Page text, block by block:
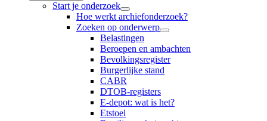
Start je onderzoek
Hoe werkt archiefonderzoek?
Zoeken op onderwerp
Belastingen
Beroepen en ambachten
Bevolkingsregister
Burgerlijke stand
CABR
DTOB-registers
E-depot: wat is het?
Etstoel